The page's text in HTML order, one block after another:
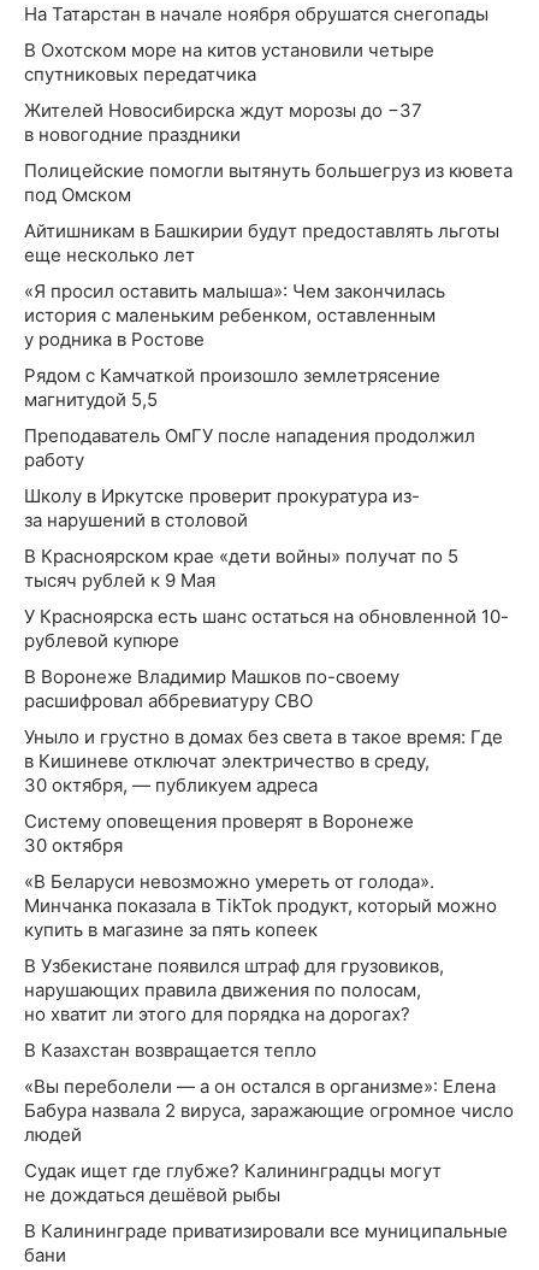
На Татарстан в начале ноября обрушатся снегопады
В Охотском море на китов установили четыре
спутниковых передатчика
Жителей Новосибирска ждут морозы до −37
в новогодние праздники
Полицейские помогли вытянуть большегруз из кювета
под Омском
Айтишникам в Башкирии будут предоставлять льготы
еще несколько лет
«Я просил оставить малыша»: Чем закончилась
история с маленьким ребенком, оставленным
у родника в Ростове
Рядом с Камчаткой произошло землетрясение
магнитудой 5,5
Преподаватель ОмГУ после нападения продолжил
работу
Школу в Иркутске проверит прокуратура из-
за нарушений в столовой
В Красноярском крае «дети войны» получат по 5
тысяч рублей к 9 Мая
У Красноярска есть шанс остаться на обновленной 10-
рублевой купюре
В Воронеже Владимир Машков по-своему
расшифровал аббревиатуру СВО
Уныло и грустно в домах без света в такое время: Где
в Кишиневе отключат электричество в среду,
30 октября, — публикуем адреса
Систему оповещения проверят в Воронеже
30 октября
«В Беларуси невозможно умереть от голода».
Минчанка показала в TikTok продукт, который можно
купить в магазине за пять копеек
В Узбекистане появился штраф для грузовиков,
нарушающих правила движения по полосам,
но хватит ли этого для порядка на дорогах?
В Казахстан возвращается тепло
«Вы переболели — а он остался в организме»: Елена
Бабура назвала 2 вируса, заражающие огромное число
людей
Судак ищет где глубже? Калининградцы могут
не дождаться дешёвой рыбы
В Калининграде приватизировали все муниципальные
бани